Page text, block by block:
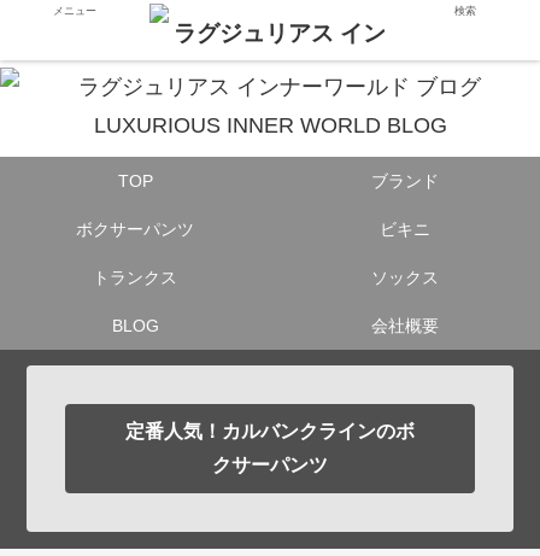
TOP ブランド
ボクサーパンツ ビキニ
トランクス ソックス
BLOG 会社概要
定番人気！カルバンクラインのボ
クサーパンツ
メニュー 検索